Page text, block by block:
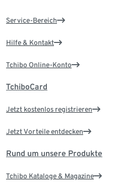
Service-Bereich
Hilfe & Kontakt
Tchibo Online-Konto
TchiboCard
Jetzt kostenlos registrieren
Jetzt Vorteile entdecken
Rund um unsere Produkte
Tchibo Kataloge & Magazine